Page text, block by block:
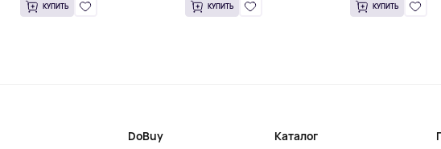
КУПИТЬ КУПИТЬ КУПИТЬ
DoBuy Каталог